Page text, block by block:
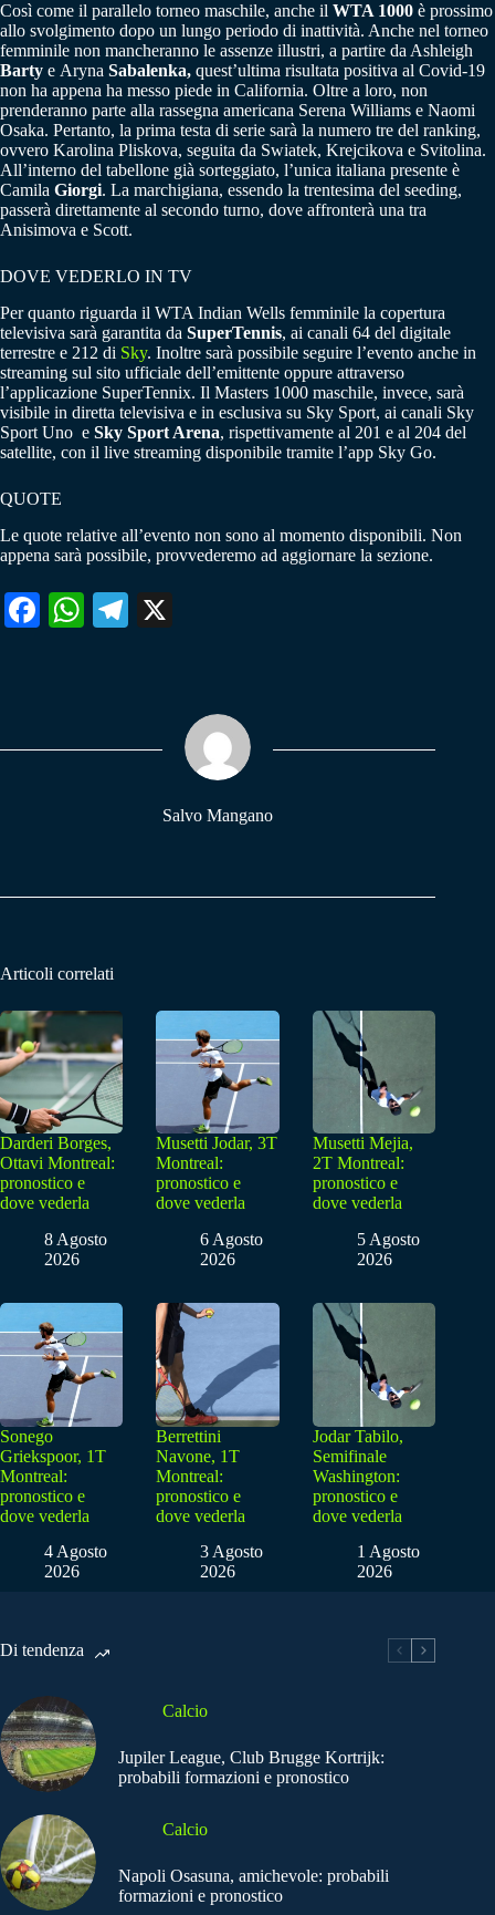
Così come il parallelo torneo maschile, anche il WTA 1000 è prossimo
allo svolgimento dopo un lungo periodo di inattività. Anche nel torneo
femminile non mancheranno le assenze illustri, a partire da Ashleigh
Barty e Aryna Sabalenka, quest’ultima risultata positiva al Covid-19
non ha appena ha messo piede in California. Oltre a loro, non
prenderanno parte alla rassegna americana Serena Williams e Naomi
Osaka. Pertanto, la prima testa di serie sarà la numero tre del ranking,
ovvero Karolina Pliskova, seguita da Swiatek, Krejcikova e Svitolina.
All’interno del tabellone già sorteggiato, l’unica italiana presente è
Camila Giorgi. La marchigiana, essendo la trentesima del seeding,
passerà direttamente al secondo turno, dove affronterà una tra
Anisimova e Scott.
DOVE VEDERLO IN TV
Per quanto riguarda il WTA Indian Wells femminile la copertura
televisiva sarà garantita da SuperTennis, ai canali 64 del digitale
terrestre e 212 di Sky. Inoltre sarà possibile seguire l’evento anche in
streaming sul sito ufficiale dell’emittente oppure attraverso
l’applicazione SuperTennix. Il Masters 1000 maschile, invece, sarà
visibile in diretta televisiva e in esclusiva su Sky Sport, ai canali Sky
Sport Uno e Sky Sport Arena, rispettivamente al 201 e al 204 del
satellite, con il live streaming disponibile tramite l’app Sky Go.
QUOTE
Le quote relative all’evento non sono al momento disponibili. Non
appena sarà possibile, provvederemo ad aggiornare la sezione.
Fa W
pp
Te
m
Salvo Mangano
Articoli correlati
Darderi Borges,
Ottavi Montreal:
pronostico e
dove vederla
8 Agosto
2026
Musetti Jodar, 3T
Montreal:
pronostico e
dove vederla
6 Agosto
2026
Musetti Mejia,
2T Montreal:
pronostico e
dove vederla
5 Agosto
2026
Sonego
Griekspoor, 1T
Montreal:
pronostico e
dove vederla
4 Agosto
2026
Berrettini
Navone, 1T
Montreal:
pronostico e
dove vederla
3 Agosto
2026
Jodar Tabilo,
Semifinale
Washington:
pronostico e
dove vederla
1 Agosto
2026
Di tendenza
Calcio
Jupiler League, Club Brugge Kortrijk:
probabili formazioni e pronostico
Calcio
Napoli Osasuna, amichevole: probabili
formazioni e pronostico